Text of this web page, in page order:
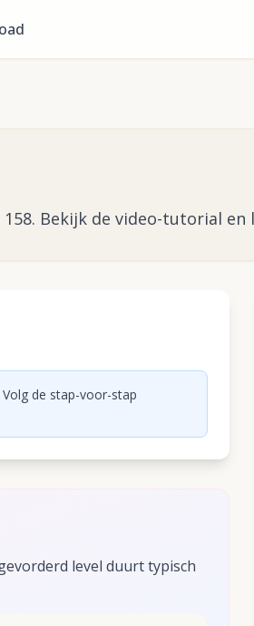
Bekijk de video-tutorial
de stap-voor-stap
level duurt typisch